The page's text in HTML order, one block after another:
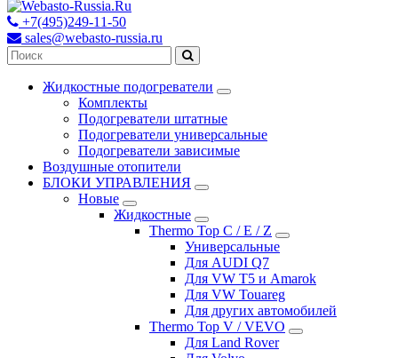
+7(495)249-11-50
sales@webasto-russia.ru
Жидкостные подогреватели
Комплекты
Подогреватели штатные
Подогреватели универсальные
Подогреватели зависимые
Воздушные отопители
БЛОКИ УПРАВЛЕНИЯ
Новые
Жидкостные
Thermo Top C / E / Z
Универсальные
Для AUDI Q7
Для VW T5 и Amarok
Для VW Touareg
Для других автомобилей
Thermo Top V / VEVO
Для Land Rover